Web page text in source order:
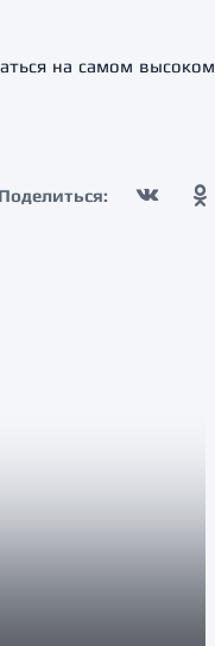
на самом высоком
Поделиться: